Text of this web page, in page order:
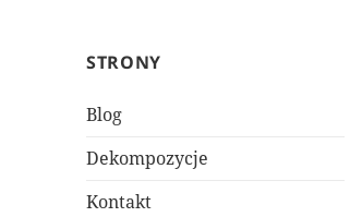
STRONY
Blog
Dekompozycje
Kontakt